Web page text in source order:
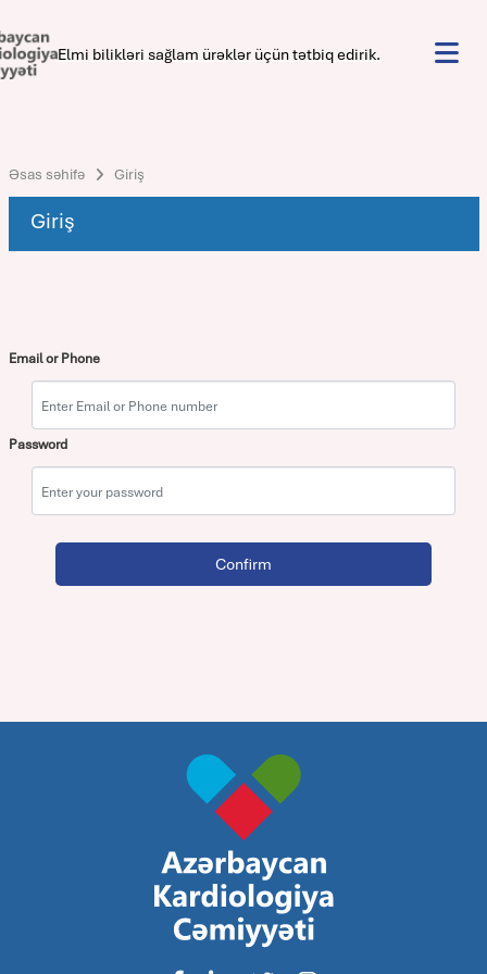
Elmi bilikləri sağlam ürəklər üçün tətbiq edirik.
Əsas səhifə Giriş
Giriş
Email or Phone
Password